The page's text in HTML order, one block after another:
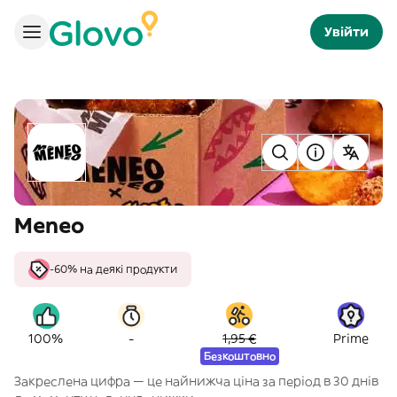
Увійти
Meneo
-60% на деякі продукти
100% - 1,95 €
Безкоштовно
Prime
Закреслена цифра — це найнижча ціна за період в 30 днів